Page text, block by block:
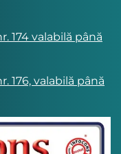
174 valabilă până
176, valabilă până